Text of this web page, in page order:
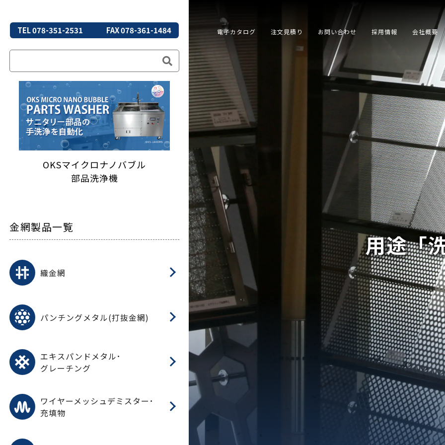
TEL 078-351-2531 FAX 078-361-1484
OKSマイクロナノバブル
部品洗浄機
金網製品一覧
織金網
平織金網
平織金網網目一覧表
綾織金網
綾織金網網目一覧表
特殊線材メッシュ網目一覧
マグネステン
マグネステン 金網網目一覧表
平畳織金網
綾畳織金網
クリンプ織金網
ロッククリンプ織金網
フラットトップ織金網
(滑面式金網)
トンキャップ織金網
(長目金網)
タイロッド織金網
振動篩用金網について
JIS試験用ふるい
ワイヤーネットコンベヤー
菱形金網
亀甲金網
装飾用織金網
ワイヤーゲージ（線番）
織金網加工品
パンチングメタル(打抜金網)
金型パターン
在庫リスト
造粒機及び粉砕機用
遠心分離機用
スーパーパンチング™
SUPER PUNCHING™
スーパーパンチング™
標準金型リスト
スーパーパンチング™
在庫リスト
ODSサニタリーストレーナー™
二相ステンレス鋼パンチング
メタル™
耐摩耗鋼板HARDOX®
エンボス・ディンプル加工
樹脂パンチング™
（プラスチックパンチング）
セレクト カラー・サイズ
樹脂パンチング™（PVC）
オーダーシート
CFRTP
（炭素繊維強化熱可塑性樹
脂）
パンチング™
大開孔率パンチング™
（X-OPEN AREA
PUNCHING）
C.G.P/コンピューター
グラフィックパンチング
開孔率自動計算(%)
重量自動計算(kg)
パンチングメタル加工品
エキスパンドメタル･
グレーチング
エキスパンドメタル
CFRTP EXメッシュ『CF
TON』
グレーチング
ワイヤーメッシュデミスター･
充填物
溶接金網
ファインメッシュ
ファインメッシュ加工品
用途「
電子カタログ 注文見積り お問い合わせ 採用情報 会社概要